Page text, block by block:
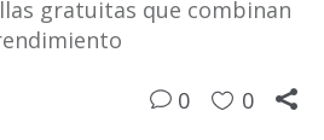
gratuitas que combinan
0 0